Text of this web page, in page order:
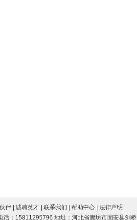
伴 诚聘英才 联系我们 帮助中心
法律声明
：15811295796 地址：河北省廊坊市固安县剑